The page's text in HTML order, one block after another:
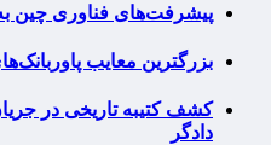
پیشرفت‌های فناوری چین
بزرگترین معایب
کشف کتیبه تاریخی در
دادگر